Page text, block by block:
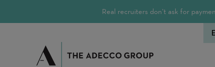
Real recruiters don’t ask for